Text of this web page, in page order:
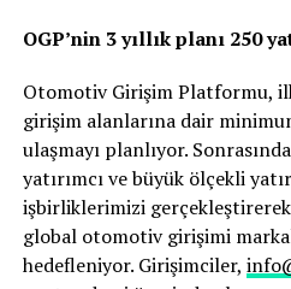
OGP’nin 3 yıllık planı 250
Otomotiv Girişim Platformu,
girişim alanlarına dair
ulaşmayı planlıyor.
yatırımcı ve büyük ölçekli
işbirliklerimizi
global otomotiv girişimi
hedefleniyor. Girişimciler,